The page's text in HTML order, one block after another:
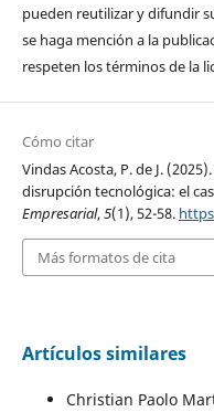
pueden reutilizar y difundir
se haga mención a la
respeten los términos de la
Cómo citar
Vindas Acosta, P. de J.
disrupción tecnológica: el
Empresarial,5(1), 52-58.
Más formatos de cita
Artículos similares
Christian Paolo